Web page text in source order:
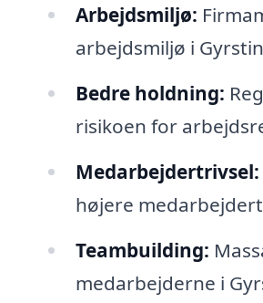
Arbejdsmiljø:
arbejdsmiljø i
Bedre holdning:
risikoen for
Medarbejdertrivsel:
højere
Teambuilding:
medarbejderne i